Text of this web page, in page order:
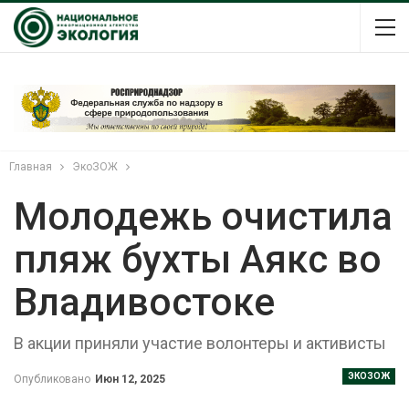
Главная ЭкоЗОЖ
Молодежь очистила
пляж бухты Аякс во
Владивостоке
В акции приняли участие волонтеры и активисты
ЭКОЗОЖ
Опубликовано Июн 12, 2025